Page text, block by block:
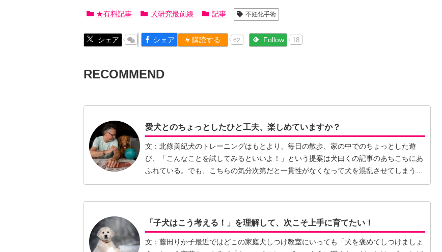
★有料記事 犬研究最前線 記事 不妊化手術
シェア シェア 購読する 62 Follow 18
RECOMMEND
愛犬とのちょっとしたひと工夫、楽しめていますか？
文：北條美紀犬のトレーニングはもとより、毎日の散歩、家の中でのちょっとした遊
び、「こんなことを試してみるといいよ！」という提案は犬曰くの記事のあちこちにあ
ふれている。でも、こちらの気分次第だと一貫性がなくなって犬を混乱させてしまうら
しいし、…【続きを読む】
「子犬はこう考える！」を理解して、次こそ上手に育てたい！
文：藤田りか子最近ではどこの家庭犬しつけ教室にいっても「犬を褒めてしつけましょ